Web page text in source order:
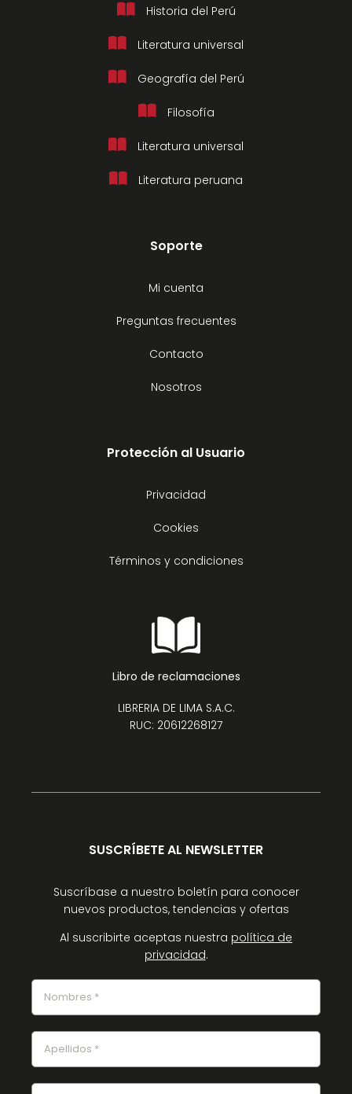
Historia del Perú
Literatura universal
Geografía del Perú
Filosofía
Literatura universal
Literatura peruana
Soporte
Mi cuenta
Preguntas frecuentes
Contacto
Nosotros
Protección al Usuario
Privacidad
Cookies
Términos y condiciones
Libro de reclamaciones
LIBRERIA DE LIMA S.A.C.
RUC: 20612268127
SUSCRÍBETE AL NEWSLETTER
Suscríbase a nuestro boletín para conocer
nuevos productos, tendencias y ofertas
Al suscribirte aceptas nuestra política de
privacidad.